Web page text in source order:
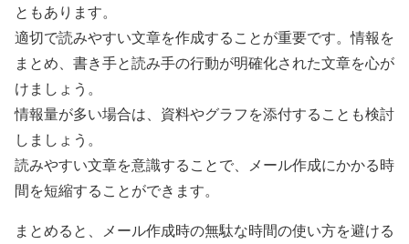
ともあります。
適切で読みやすい文章を作成することが重要です。情報を
まとめ、書き手と読み手の行動が明確化された文章を心が
けましょう。
情報量が多い場合は、資料やグラフを添付することも検討
しましょう。
読みやすい文章を意識することで、メール作成にかかる時
間を短縮することができます。
まとめると、メール作成時の無駄な時間の使い方を避ける